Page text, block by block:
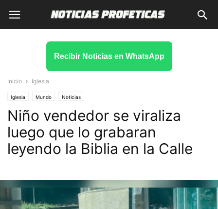
Recibir Noticias en WhatsApp
Inicio Iglesia
Iglesia Mundo Noticias
Niño vendedor se viraliza
luego que lo grabaran
leyendo la Biblia en la Calle